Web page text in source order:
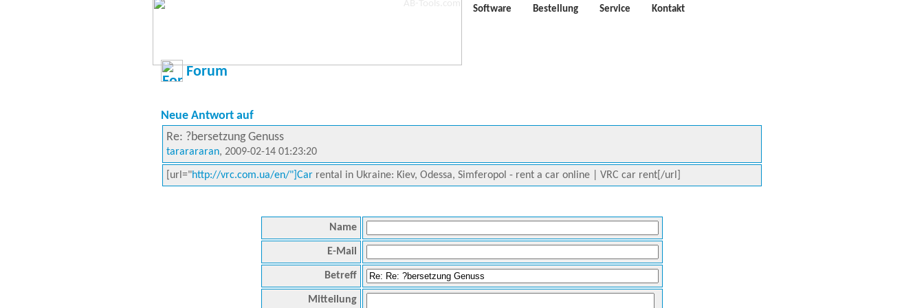
Software Bestellung Service Kontakt
Forum
Neue Antwort auf
Re: ?bersetzung Genuss
tararararan, 2009-02-14 01:23:20
[url="http://vrc.com.ua/en/"]Car rental in Ukraine: Kiev, Odessa, Simferopol - rent a car online | VRC car rent[/url]
Name
E-Mail
Betreff
Mitteilung